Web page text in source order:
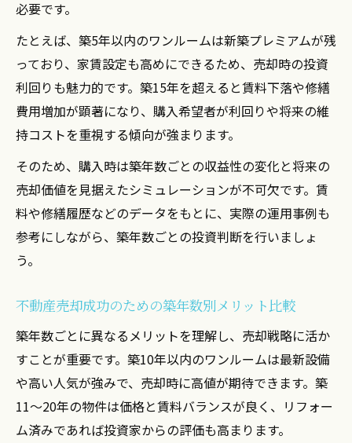
必要です。
たとえば、築5年以内のワンルームは新築プレミアムが残
っており、家賃設定も高めにできるため、売却時の投資
利回りも魅力的です。築15年を超えると賃料下落や修繕
費用増加が顕著になり、購入希望者が利回りや将来の維
持コストを重視する傾向が強まります。
そのため、購入時は築年数ごとの収益性の変化と将来の
売却価値を見据えたシミュレーションが不可欠です。賃
料や修繕履歴などのデータをもとに、実際の運用事例も
参考にしながら、築年数ごとの投資判断を行いましょ
う。
不動産売却成功のための築年数別メリット比較
築年数ごとに異なるメリットを理解し、売却戦略に活か
すことが重要です。築10年以内のワンルームは最新設備
や高い人気が強みで、売却時に高値が期待できます。築
11～20年の物件は価格と賃料バランスが良く、リフォー
ム済みであれば投資家からの評価も高まります。